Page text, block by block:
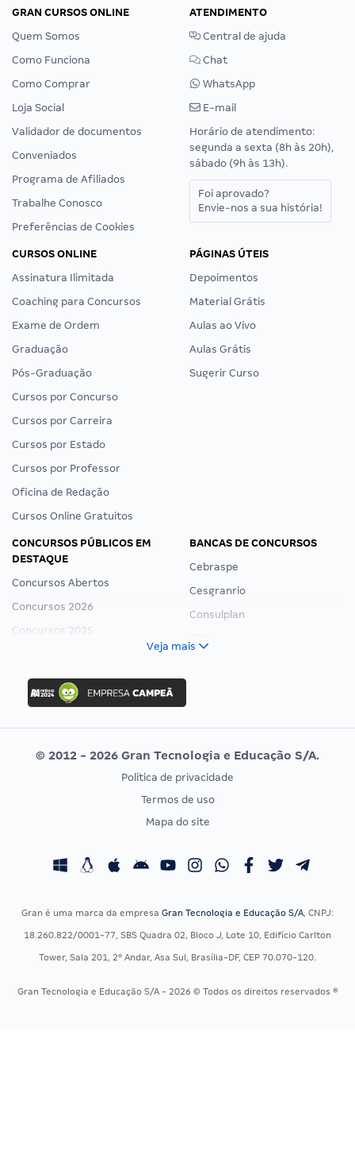
GRAN CURSOS ONLINE
Quem Somos
Como Funciona
Como Comprar
Loja Social
Validador de documentos
Conveniados
Programa de Afiliados
Trabalhe Conosco
Preferências de Cookies
ATENDIMENTO
Central de ajuda
Chat
WhatsApp
E-mail
Horário de atendimento:
segunda a sexta (8h às 20h),
sábado (9h às 13h).
Foi aprovado?
Envie-nos a sua história!
CURSOS ONLINE
Assinatura Ilimitada
Coaching para Concursos
Exame de Ordem
Graduação
Pós-Graduação
Cursos por Concurso
Cursos por Carreira
Cursos por Estado
Cursos por Professor
Oficina de Redação
Cursos Online Gratuitos
PÁGINAS ÚTEIS
Depoimentos
Material Grátis
Aulas ao Vivo
Aulas Grátis
Sugerir Curso
CONCURSOS PÚBLICOS EM
DESTAQUE
Concursos Abertos
Concursos 2026
Concursos 2025
Concurso Ibama
Concurso MPU
Editais publicados
BANCAS DE CONCURSOS
Cebraspe
Cesgranrio
Consulplan
Vunesp
CONCURSOS POR PROFISSÃO
Concursos Fiscais
Concursos Saúde
Residência Multiprofissional
EXAME DE ORDEM
Calendário OAB
Veja mais
© 2012 - 2026 Gran Tecnologia e Educação S/A.
Política de privacidade
Termos de uso
Mapa do site
Gran é uma marca da empresa Gran Tecnologia e Educação S/A, CNPJ:
18.260.822/0001-77, SBS Quadra 02, Bloco J, Lote 10, Edifício Carlton
Tower, Sala 201, 2º Andar, Asa Sul, Brasília-DF, CEP 70.070-120.
Gran Tecnologia e Educação S/A - 2026 © Todos os direitos reservados ®